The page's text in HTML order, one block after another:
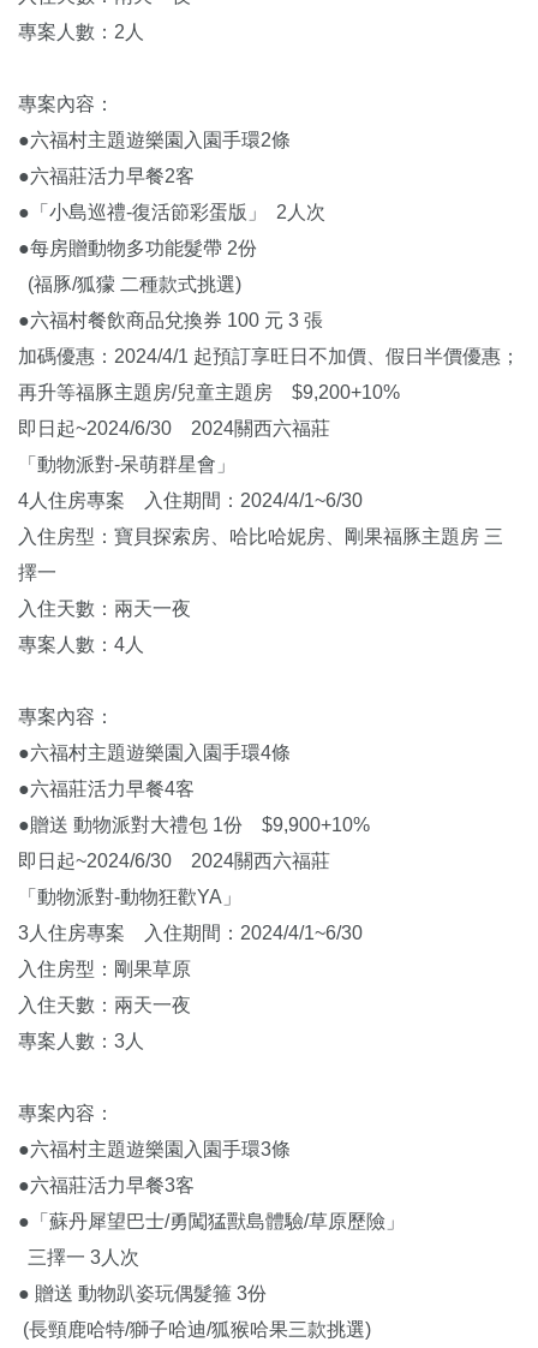
專案人數：2人
專案內容：
●六福村主題遊樂園入園手環2條
●六福莊活力早餐2客
●「小島巡禮-復活節彩蛋版」 2人次
●每房贈動物多功能髮帶 2份
(福豚/狐獴 二種款式挑選)
●六福村餐飲商品兌換券 100 元 3 張
加碼優惠：2024/4/1 起預訂享旺日不加價、假日半價優惠；
再升等福豚主題房/兒童主題房 $9,200+10%
即日起~2024/6/30 2024關西六福莊
「動物派對-呆萌群星會」
4人住房專案 入住期間：2024/4/1~6/30
入住房型：寶貝探索房、哈比哈妮房、剛果福豚主題房 三
擇一
入住天數：兩天一夜
專案人數：4人
專案內容：
●六福村主題遊樂園入園手環4條
●六福莊活力早餐4客
●贈送 動物派對大禮包 1份 $9,900+10%
即日起~2024/6/30 2024關西六福莊
「動物派對-動物狂歡YA」
3人住房專案 入住期間：2024/4/1~6/30
入住房型：剛果草原
入住天數：兩天一夜
專案人數：3人
專案內容：
●六福村主題遊樂園入園手環3條
●六福莊活力早餐3客
●「蘇丹犀望巴士/勇闖猛獸島體驗/草原歷險」
三擇一 3人次
● 贈送 動物趴姿玩偶髮箍 3份
(長頸鹿哈特/獅子哈迪/狐猴哈果三款挑選)